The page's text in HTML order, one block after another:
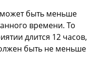
быть меньше
времени. То
длится 12 часов,
быть не меньше